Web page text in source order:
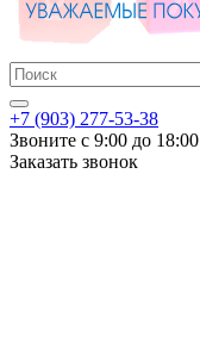
+7 (903) 277-53-38
Звоните с 9:00 до 18:00
Заказать звонок